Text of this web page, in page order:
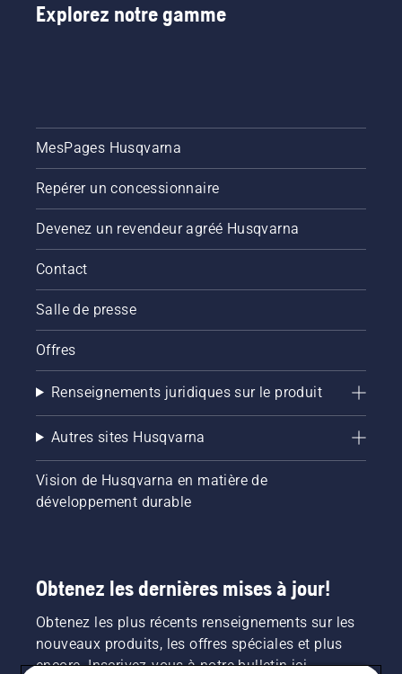
Explorez notre gamme
MesPages Husqvarna
Repérer un concessionnaire
Devenez un revendeur agréé Husqvarna
Contact
Salle de presse
Offres
Renseignements juridiques sur le produit
Autres sites Husqvarna
Vision de Husqvarna en matière de
développement durable
Obtenez les dernières mises à jour!
Obtenez les plus récents renseignements sur les
nouveaux produits, les offres spéciales et plus
encore. Inscrivez-vous à notre bulletin ici.